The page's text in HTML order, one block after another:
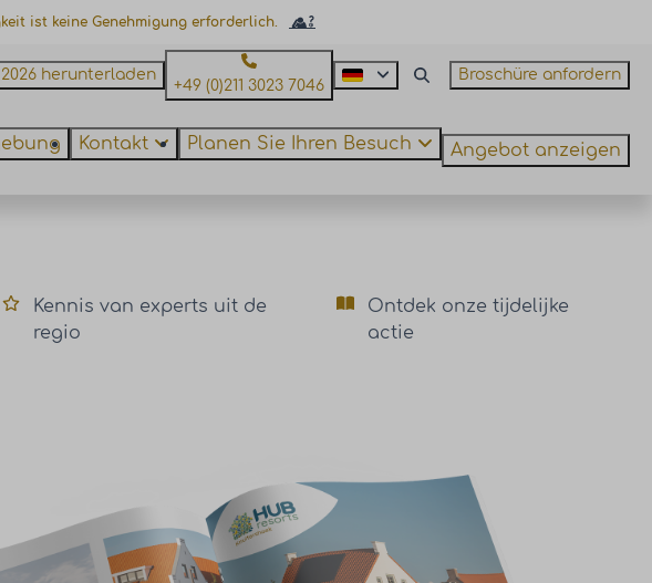
ist keine Genehmigung erforderlich.
herunterladen
+49 (0)211 3023 7046
Broschüre anfordern
Kontakt Planen Sie Ihren Besuch Angebot anzeigen
Kennis van experts uit de
regio
Ontdek onze tijdelijke
actie